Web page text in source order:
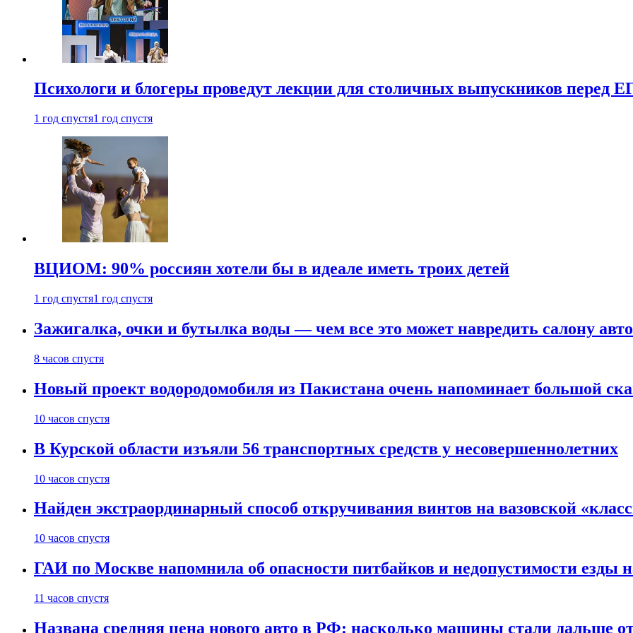
Психологи и блогеры проведут лекции для столичных выпускников перед
1 год спустя1 год спустя
ВЦИОМ: 90% россиян хотели бы в идеале иметь троих детей
1 год спустя1 год спустя
Зажигалка, очки и бутылка воды — чем все это может навредить салону
8 часов спустя
Новый проект водородомобиля из Пакистана очень напоминает большой
10 часов спустя
В Курской области изъяли 56 транспортных средств у несовершеннолетних
10 часов спустя
Найден экстраординарный способ откручивания винтов на вазовской
10 часов спустя
ГАИ по Москве напомнила об опасности питбайков и недопустимости езды
11 часов спустя
Названа средняя цена нового авто в РФ: насколько машины стали дальше